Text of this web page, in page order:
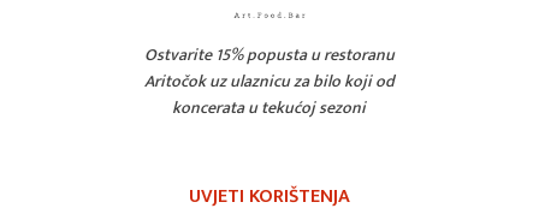
Ostvarite 15% popusta u restoranu
Aritočok uz ulaznicu za bilo koji od
koncerata u tekućoj sezoni
UVJETI KORIŠTENJA